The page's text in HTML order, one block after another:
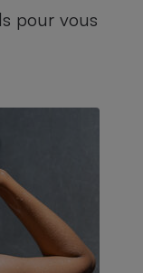
pour vous